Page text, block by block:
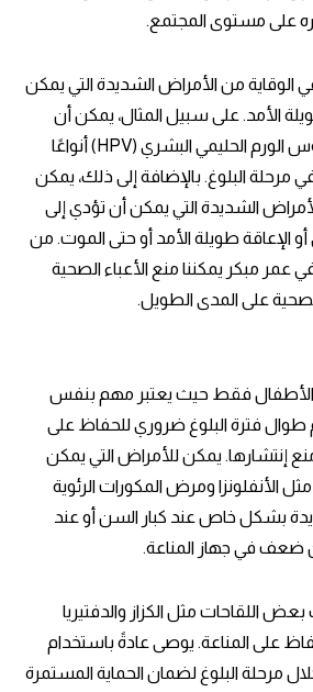
على مستوى المجتمع.
الوقاية من الأمراض الشديدة التي يمكن
الأمد. على سبيل المثال، يمكن أن
يمنع التطعيم ضد فيروس الورم الحليمي البشري (HPV) أنواعًا
مرحلة البلوغ. بالإضافة إلى ذلك، يمكن
الشديدة التي يمكن أن تؤدي إلى
الإعاقة طويلة الأمد أو حتى الموت. من
مبكر يمكننا منع الأعباء الصحية
على المدى الطويل.
الأطفال فقط حيث يعتبر مهم بنفس
طوال فترة البلوغ ضروري للحفاظ على
إنتشارها. يمكن للأمراض التي يمكن
مثل الأنفلونزا ومرض المكورات الرئوية
بشكل خاص عند كبار السن أو عند
ضعف في جهاز المناعة.
اللقاحات مثل الكزاز والدفتيريا
على المناعة. يوصى عادةً باستخدام
مرحلة البلوغ لضمان الحماية المستمرة